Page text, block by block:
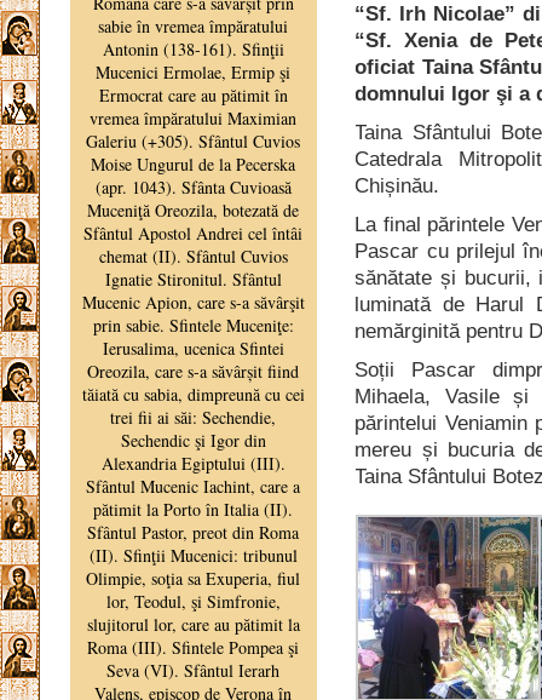
“Sf. Irh Nicolae”
“Sf. Xenia de
oficiat Taina
domnului Igor şi a
Taina Sfântului
Catedrala
Chișinău.
La final părintele
Pascar cu prilejul
sănătate și bucurii,
luminată de Harul
nemărginită pentru
Soții Pascar
Mihaela, Vasile
părintelui Veniamin
mereu și bucuria
Taina Sfântului